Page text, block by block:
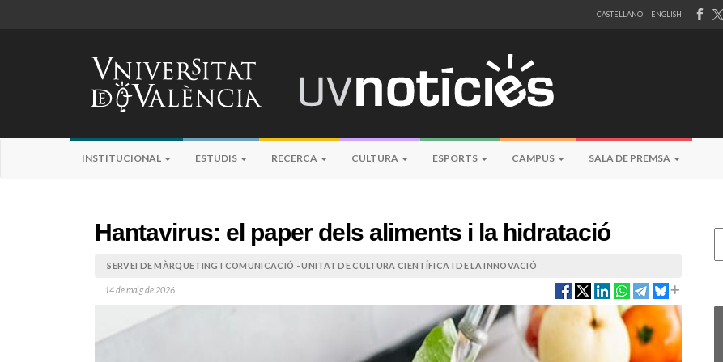
CASTELLANO ENGLISH
INSTITUCIONAL ESTUDIS RECERCA CULTURA ESPORTS CAMPUS SALA DE PREMSA
Hantavirus: el paper dels aliments i la hidratació
SERVEI DE MÀRQUETING I COMUNICACIÓ - UNITAT DE CULTURA CIENTÍFICA I DE LA INNOVACIÓ
14 de maig de 2026